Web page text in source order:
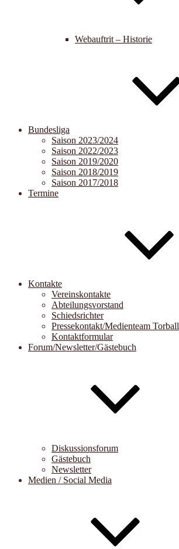
Webauftrit – Historie
Bundesliga
Saison 2023/2024
Saison 2022/2023
Saison 2019/2020
Saison 2018/2019
Saison 2017/2018
Termine
Kontakte
Vereinskontakte
Abteilungsvorstand
Schiedsrichter
Pressekontakt/Medienteam Torball
Kontaktformular
Forum/Newsletter/Gästebuch
Diskussionsforum
Gästebuch
Newsletter
Medien / Social Media